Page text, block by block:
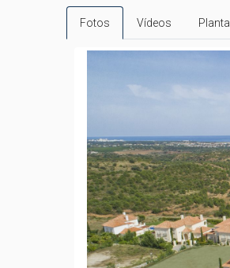
Fotos Vídeos Planta